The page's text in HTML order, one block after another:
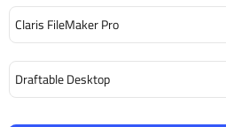
Claris FileMaker Pro
Draftable Desktop